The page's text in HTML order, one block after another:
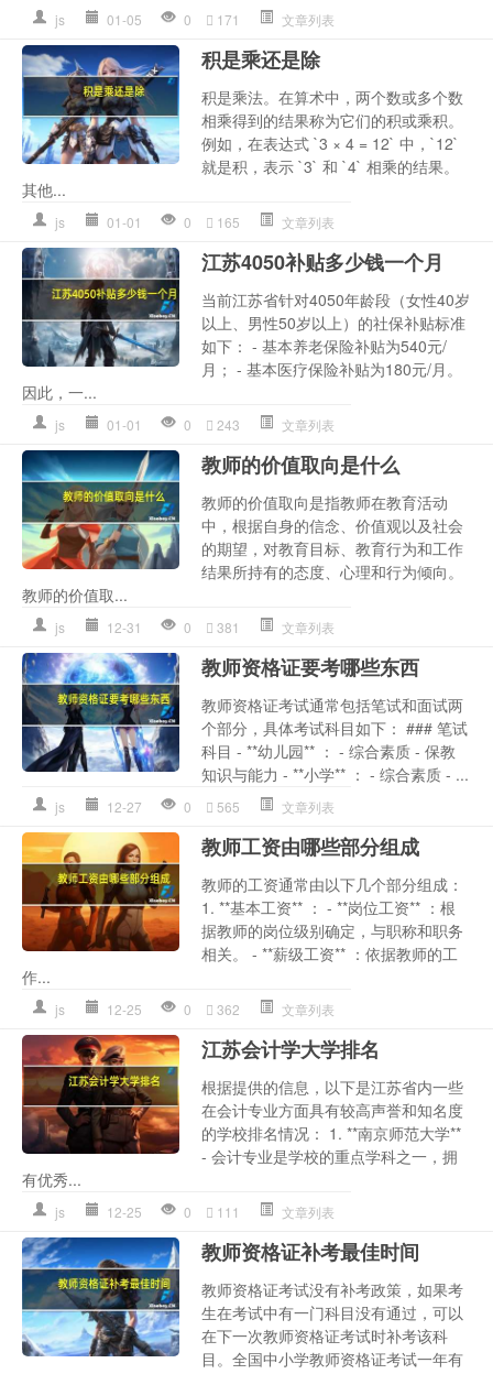
js 01-05 0 171 文章列表
积是乘还是除
积是乘法。在算术中，两个数或多个数
相乘得到的结果称为它们的积或乘积。
例如，在表达式 `3 × 4 = 12` 中，`12`
就是积，表示 `3` 和 `4` 相乘的结果。
其他...
js 01-01 0 165 文章列表
江苏4050补贴多少钱一个月
当前江苏省针对4050年龄段（女性40岁
以上、男性50岁以上）的社保补贴标准
如下： - 基本养老保险补贴为540元/
月； - 基本医疗保险补贴为180元/月。
因此，一...
js 01-01 0 243 文章列表
教师的价值取向是什么
教师的价值取向是指教师在教育活动
中，根据自身的信念、价值观以及社会
的期望，对教育目标、教育行为和工作
结果所持有的态度、心理和行为倾向。
教师的价值取...
js 12-31 0 381 文章列表
教师资格证要考哪些东西
教师资格证考试通常包括笔试和面试两
个部分，具体考试科目如下： ### 笔试
科目 - **幼儿园** ： - 综合素质 - 保教
知识与能力 - **小学** ： - 综合素质 - ...
js 12-27 0 565 文章列表
教师工资由哪些部分组成
教师的工资通常由以下几个部分组成：
1. **基本工资** ： - **岗位工资** ：根
据教师的岗位级别确定，与职称和职务
相关。 - **薪级工资** ：依据教师的工
作...
js 12-25 0 362 文章列表
江苏会计学大学排名
根据提供的信息，以下是江苏省内一些
在会计专业方面具有较高声誉和知名度
的学校排名情况： 1. **南京师范大学**
- 会计专业是学校的重点学科之一，拥
有优秀...
js 12-25 0 111 文章列表
教师资格证补考最佳时间
教师资格证考试没有补考政策，如果考
生在考试中有一门科目没有通过，可以
在下一次教师资格证考试时补考该科
目。全国中小学教师资格证考试一年有